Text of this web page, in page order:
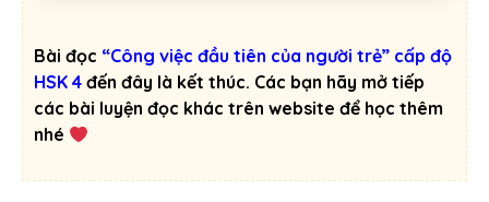
Bài đọc “Công việc đầu tiên của người trẻ” cấp độ
HSK 4 đến đây là kết thúc. Các bạn hãy mở tiếp
các bài luyện đọc khác trên website để học thêm
nhé